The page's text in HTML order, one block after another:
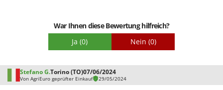
Oliviero
Omas
War Ihnen diese Bewertung hilfreich?
Ja (0) Nein (0)
Stefano G.Torino (TO)07/06/2024
Von AgriEuro geprüfter Einkauf 29/05/2024